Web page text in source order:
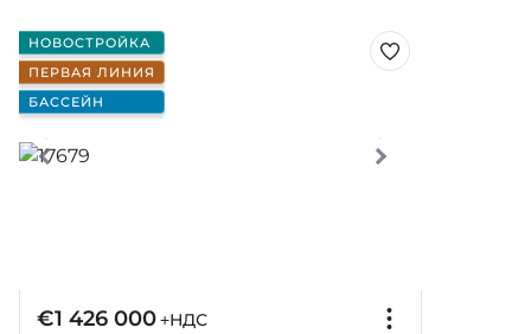
НОВОСТРОЙКА
ПЕРВАЯ ЛИНИЯ
БАССЕЙН
€1 426 000+НДС